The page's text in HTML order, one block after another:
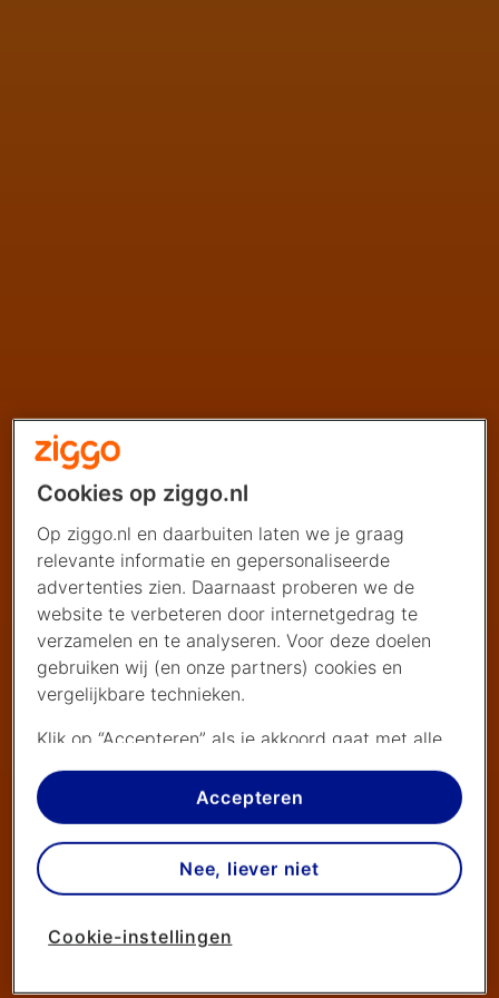
Cookies op ziggo.nl
Op ziggo.nl en daarbuiten laten we je graag
relevante informatie en gepersonaliseerde
advertenties zien. Daarnaast proberen we de
website te verbeteren door internetgedrag te
verzamelen en te analyseren. Voor deze doelen
gebruiken wij (en onze partners) cookies en
vergelijkbare technieken.
Klik op “Accepteren” als je akkoord gaat met alle
cookies. Kies je voor “Nee, liever niet”, dan
plaatsen we alleen strikt noodzakelijke cookies om
de website goed te laten werken. Dat betekent
dat we geen vormen van personalisatie
toepassen.
cookies worden geplaatst. Je kan je keuze altijd
Accepteren
Nee, liever niet
Cookie-instellingen